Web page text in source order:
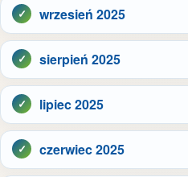
wrzesień 2025
sierpień 2025
lipiec 2025
czerwiec 2025